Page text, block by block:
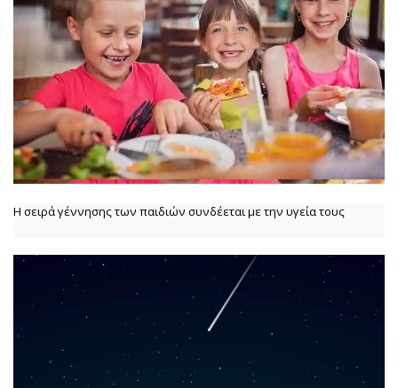
Η σειρά γέννησης των παιδιών συνδέεται με την υγεία τους